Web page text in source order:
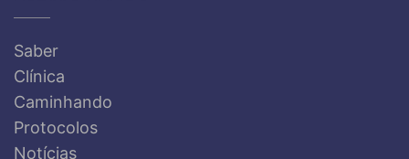
Saber
Clínica
Caminhando
Protocolos
Notícias